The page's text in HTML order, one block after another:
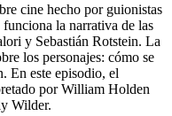
cine hecho por guionistas
la narrativa de las
y Sebastián Rotstein. La
los personajes: cómo se
En este episodio, el
por William Holden
Wilder.